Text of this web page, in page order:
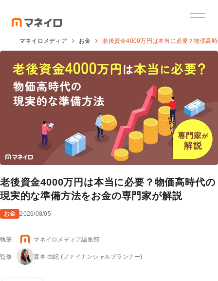
マネイロメディア お金 老後資金4000万円は本当に必要？物価高
老後資金4000万円は本当に必要？物価高時代の
現実的な準備方法をお金の専門家が解説
お金 2026/08/05
執筆 マネイロメディア編集部
監修 森本 由紀 (ファイナンシャルプランナー)